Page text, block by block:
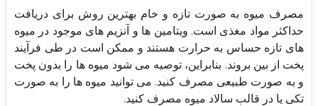
مصرف میوه به صورت تازه و خام بهترین روش برای دریافت
حداکثر مواد مغذی است. ویتامین ها و آنزیم های موجود در میوه
های تازه حساس به حرارت هستند و ممکن است در طی فرآیند
پخت از بین بروند. بنابراین، توصیه می شود میوه ها را بدون پخت
و به صورت طبیعی مصرف کنید. می توانید میوه ها را به صورت
تکی یا در قالب سالاد میوه مصرف کنید.